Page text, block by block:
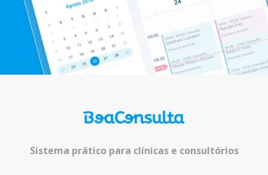
Sistema prático para clínicas e consultórios